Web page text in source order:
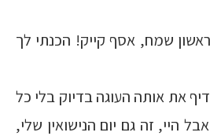
ראשון שמח, אסף קייק! הכנתי לך
את אותה העוגה בדיוק בלי כל
היי, זה גם יום הנישואין שלי,